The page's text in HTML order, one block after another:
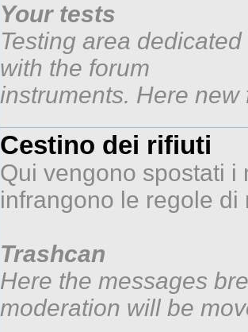
Your tests
Testing area
with the forum
instruments. Here
Cestino dei rifiuti
Qui vengono spostati i
infrangono le regole di
Trashcan
Here the messages
moderation will be